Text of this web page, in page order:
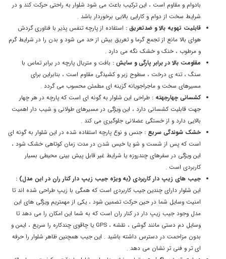
بادوام و مقاوم است ، این ترکیب باعث می شود شلوار به راحتی حرکت کند و در
شرایط سخت از دوام و کارایی بالایی برخوردار باشد .
قابلیت تهویه بالا و ضدتعریق : استفاده از پارچه تنفس پذیر با فناوری گردش
هوای بالا مانع از تجمع گرما و تعریق بیش از حد می شود و بدن را در شرایط گرم
و مرطوب ، خنک و خشک نگه می دارد .
مقاومت بالا در برابر پارگی و سایش : بافت و متریال پارچه در برابر تماس با
سنگ ، تنه ی درخت ، سطوح زبر و کشیدگی مقاوم است ، بنابراین برای
مسیرهای سخت و ماجراجویانه گزینه ای مطمئن محسوب می گردد .
کشسانی چهارجهته : طراحی این شلوار به گونه ای است که پارچه در هر چهار
جهت قابلیت کشسانی دارد ، این ویژگی در مسیرهای طولانی و شیب دار اهمیت
بالایی دارد و از خستگی عضلانی جلوگیری می کند .
خشک شوندگی سریع : جنس و نوع پارچه استفاده شده در این شلوار به گونه ای
است که پس از شست و شو یا خیس شدن در مدت زمان کوتاهی خشک شود ،
این ویژگی در سفرهای چندروزه یا شرایط غیر قابل پیش بینی محیطی بسیار
کاربردی است .
جیب های زیپ دار کاربردی (به ویژه جیب زیپ دار کنار ران در این مدل) :
این شلوار دارای چندین جیب کاربردی است که همگی با زیپ طراحی شده اند تا
امنیت وسایل شما در حین حرکت تضمین شود ، یکی از مهمتریم ویژگی های این
مدل وجود جیب زیپ دار در کنار ران است که به شما این امکان را می دهد تا
وسایل دم دستی مانند گوشی ، نقشه ، GPS یا چاقوی چندکاره را سریع ، ایمن و
بدون مزاحمت در دسترس داشته باشید . این جیب همچنین ظاهر شلوار را حرفه
ای تر و فنی تر نشان می دهد .